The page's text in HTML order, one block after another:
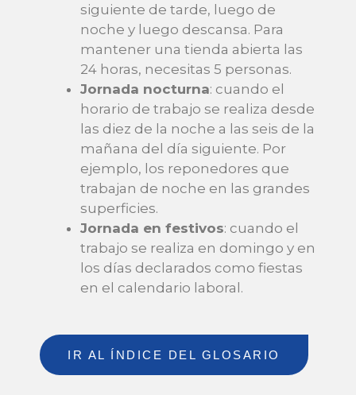
siguiente de tarde, luego de
noche y luego descansa. Para
mantener una tienda abierta las
24 horas, necesitas 5 personas.
Jornada nocturna: cuando el
horario de trabajo se realiza desde
las diez de la noche a las seis de la
mañana del día siguiente. Por
ejemplo, los reponedores que
trabajan de noche en las grandes
superficies.
Jornada en festivos: cuando el
trabajo se realiza en domingo y en
los días declarados como fiestas
en el calendario laboral.
IR AL ÍNDICE DEL GLOSARIO